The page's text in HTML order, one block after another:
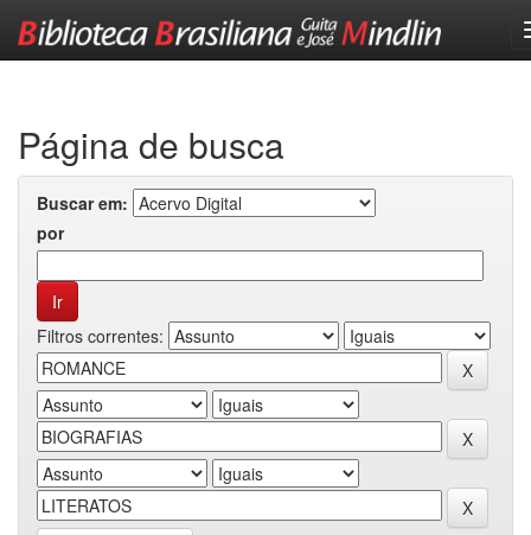
Página de busca
Buscar em:
por
Filtros correntes: